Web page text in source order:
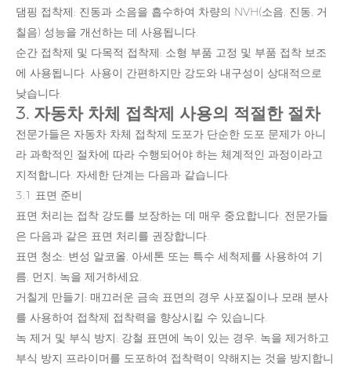
댐핑 접착제: 진동과 소음을 흡수하여 차량의 NVH(소음, 진동, 거
칠음) 성능을 개선하는 데 사용됩니다.
순간 접착제 및 다목적 접착제: 소형 부품 고정 및 부품 접착 보조
에 사용됩니다. 사용이 간편하지만 강도와 내구성이 상대적으로
낮습니다.
3. 자동차 차체 접착제 사용의 적절한 절차
전문가들은 자동차 차체 접착제 도포가 단순한 도포 문제가 아니
라 과학적인 절차에 따라 수행되어야 하는 체계적인 과정이라고
지적합니다. 자세한 단계는 다음과 같습니다.
3.1 표면 준비
표면 처리는 접착 강도를 보장하는 데 매우 중요합니다. 전문가들
은 다음과 같은 표면 처리를 권장합니다.
표면 청소: 변성 알코올, 아세톤 또는 특수 세척제를 사용하여 기
름, 먼지, 녹을 제거하세요.
거칠게 만들기: 매끄러운 금속 표면의 경우 사포질이나 모래 분사
를 사용하여 접착제 접착력을 향상시킬 수 있습니다.
녹 제거 및 부식 방지: 강철 표면에 녹이 있는 경우, 녹을 제거하고
부식 방지 프라이머를 도포하여 접착력이 약해지는 것을 방지합니